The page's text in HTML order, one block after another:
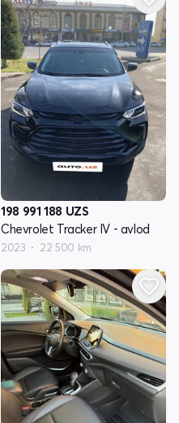
198 991 188 UZS
Chevrolet Tracker IV - avlod
2023 22 500 km